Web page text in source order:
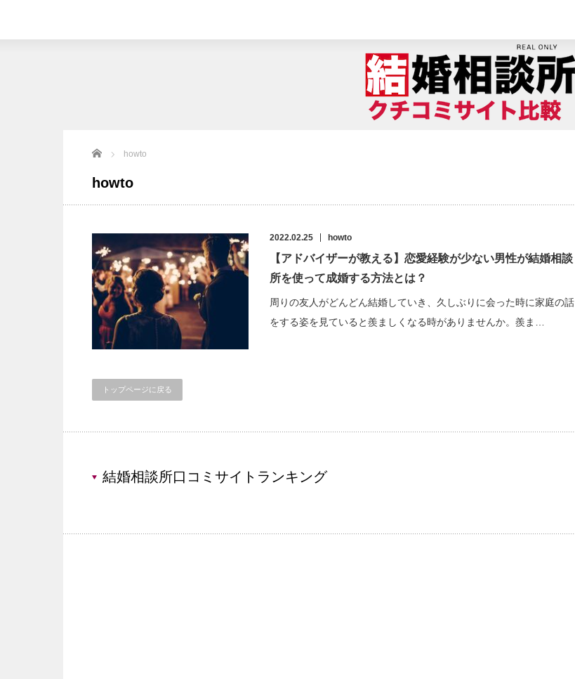
Home howto
howto
2022.02.25 howto
【アドバイザーが教える】恋愛経験が少ない男性が結婚相談
所を使って成婚する方法とは？
周りの友人がどんどん結婚していき、久しぶりに会った時に家庭の話
をする姿を見ていると羨ましくなる時がありませんか。羨ま…
トップページに戻る
結婚相談所口コミサイトランキング